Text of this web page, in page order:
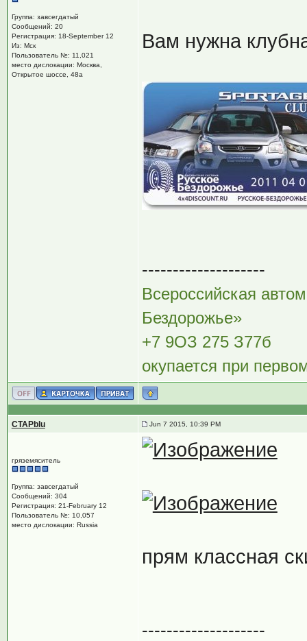
Группа: завсегдатый
Сообщений: 20
Регистрация: 18-September 12
Из: Мск
Пользователь №: 11,021
место дислокации: Москва,
Открытое шоссе, 48а
Вам нужна
--------------------
Всероссийская
Бездорожье»
+7 9OЗ 275 З77б
окупается при
CTAPbIu Jun 7 2015, 10:39 PM
гряземяситель
Группа: завсегдатый
Сообщений: 304
Регистрация: 21-February 12
Пользователь №: 10,057
место дислокации: Russia
прям классная
--------------------